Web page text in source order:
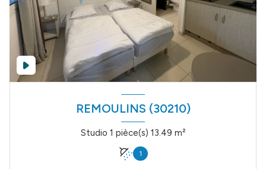
REMOULINS (30210)
Studio 1 pièce(s) 13.49 m²
1